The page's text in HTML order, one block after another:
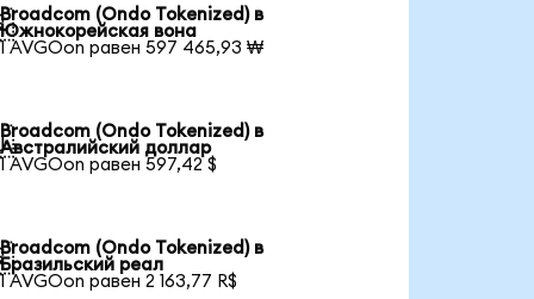
Broadcom (Ondo Tokenized) в
Южнокорейская вона
1 AVGOon равен 597 465,93 ₩
Broadcom (Ondo Tokenized) в
Австралийский доллар
1 AVGOon равен 597,42 $
Broadcom (Ondo Tokenized) в
Бразильский реал
1 AVGOon равен 2 163,77 R$